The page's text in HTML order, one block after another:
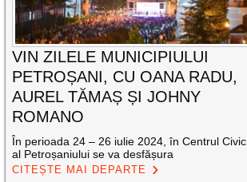
VIN ZILELE MUNICIPIULUI
PETROȘANI, CU OANA RADU,
AUREL TĂMAȘ ȘI JOHNY
ROMANO
În perioada 24 – 26 iulie 2024, în Centrul Civic
al Petroșaniului se va desfășura
CITEȘTE MAI DEPARTE